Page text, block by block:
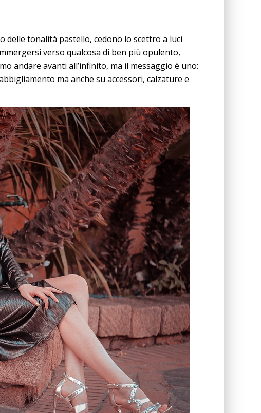
delle tonalità pastello, cedono lo scettro a luci
verso qualcosa di ben più opulento,
andare avanti all’infinito, ma il messaggio è uno:
ma anche su accessori, calzature e